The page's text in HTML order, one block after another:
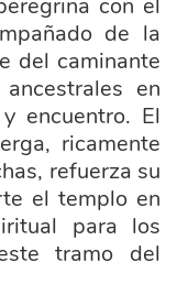
con el
de la
del caminante
en
encuentro. El
ricamente
refuerza su
el templo en
para los
tramo del